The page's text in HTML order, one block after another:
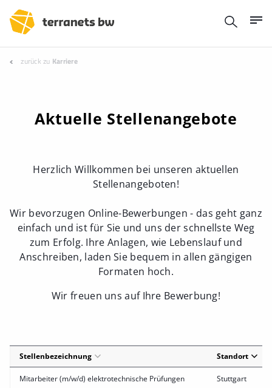
zurück zu Karriere
Aktuelle Stellenangebote
Herzlich Willkommen bei unseren aktuellen
Stellenangeboten!
Wir bevorzugen Online-Bewerbungen - das geht ganz
einfach und ist für Sie und uns der schnellste Weg
zum Erfolg. Ihre Anlagen, wie Lebenslauf und
Anschreiben, laden Sie bequem in allen gängigen
Formaten hoch.
Wir freuen uns auf Ihre Bewerbung!
Stellenbezeichnung Standort
Mitarbeiter (m/w/d) elektrotechnische Prüfungen Stuttgart